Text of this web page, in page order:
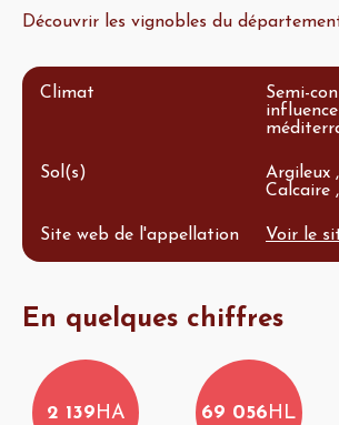
Découvrir les vignobles du
Climat
Semi-
Sol(s)
Argileux
Calcaire
Site web de l'appellation Voir le
En quelques chiffres
2 139 HA 69 056 HL